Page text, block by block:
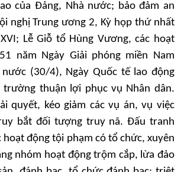
của Đảng, Nhà nước; bảo đảm an
nghị Trung ương 2, Kỳ họp thứ nhất
Lễ Giỗ tổ Hùng Vương, các hoạt
năm Ngày Giải phóng miền Nam
(30/4), Ngày Quốc tế lao động
thuận lợi phục vụ Nhân dân.
quyết, kéo giảm các vụ án, vụ việc
bắt đối tượng truy nã. Đấu tranh
hoạt động tội phạm có tổ chức, xuyên
nhóm hoạt động trộm cắp, lừa đảo